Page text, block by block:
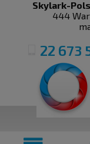
Skylark-
444
22 673